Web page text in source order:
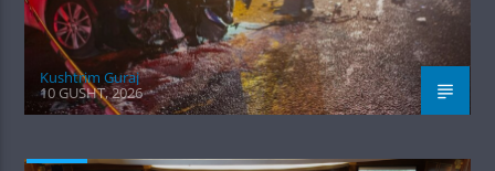
Kushtrim Guraj
10 GUSHT, 2026